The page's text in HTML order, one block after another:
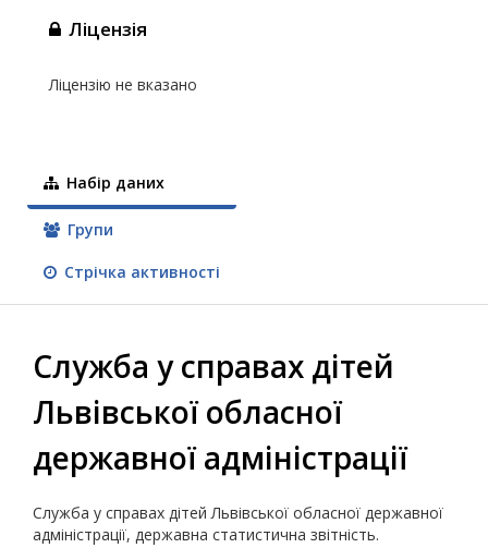
Ліцензія
Ліцензію не вказано
Набір даних
Групи
Стрічка активності
Служба у справах дітей
Львівської обласної
державної адміністрації
Служба у справах дітей Львівської обласної державної
адміністрації, державна статистична звітність.